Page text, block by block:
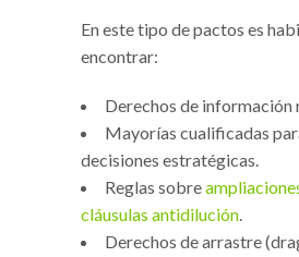
En este tipo de pactos es
encontrar:
Derechos de información
Mayorías cualificadas
decisiones estratégicas.
Reglas sobre
cláusulas antidilución.
Derechos de arrastre